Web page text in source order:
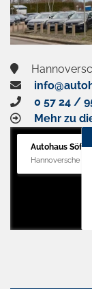
0 57 24 /
Mehr zu
Autohaus
Hannoversche